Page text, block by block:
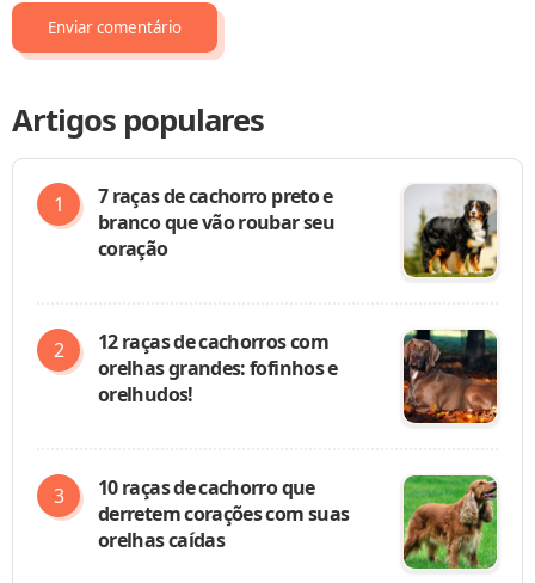
Artigos populares
7 raças de cachorro preto e
branco que vão roubar seu
coração
12 raças de cachorros com
orelhas grandes: fofinhos e
orelhudos!
10 raças de cachorro que
derretem corações com suas
orelhas caídas